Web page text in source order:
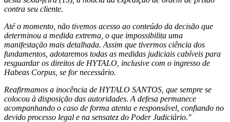
contra seu cliente.
Até o momento, não tivemos acesso ao conteúdo da decisão que
determinou a medida extrema, o que impossibilita uma
manifestação mais detalhada. Assim que tivermos ciência dos
fundamentos, adotaremos todas as medidas judiciais cabíveis para
resguardar os direitos de HYTALO, inclusive com o ingresso de
Habeas Corpus, se for necessário.
Reafirmamos a inocência de HYTALO SANTOS, que sempre se
colocou à disposição das autoridades. A defesa permanece
acompanhando o caso de forma atenta e responsável, confiando no
devido processo legal e na sensatez do Poder Judiciário."